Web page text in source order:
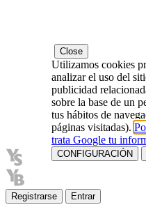
Registrarse Entrar
Close
Utilizamos cookies
analizar el uso del
publicidad
sobre la base de un
tus hábitos de
páginas visitadas).
trata Google tu
CONFIGURACIÓN